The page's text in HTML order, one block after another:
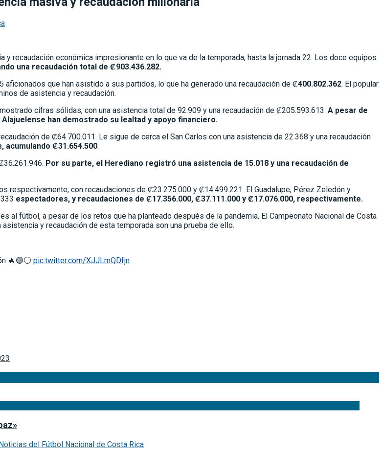
y recaudación económica impresionante en lo que va de la temporada, hasta la jornada 22. Los doce equipos
una recaudación total de ₡903.436.282.
que han asistido a sus partidos, lo que ha generado una recaudación de ₡400.802.362. El popular
de asistencia y recaudación.
cifras sólidas, con una asistencia total de 92.909 y una recaudación de ₡205.593.613. A pesar de
han demostrado su lealtad y apoyo financiero.
de ₡64.700.011. Le sigue de cerca el San Carlos con una asistencia de 22.368 y una recaudación
acumulando ₡31.654.500.
Por su parte, el Herediano registró una asistencia de 15.018 y una recaudación de
respectivamente, con recaudaciones de ₡23.275.000 y ₡14.499.221. El Guadalupe, Pérez Zeledón y
espectadores, y recaudaciones de ₡17.356.000, ₡37.111.000 y ₡17.076.000, respectivamente.
fútbol, a pesar de los retos que ha planteado después de la pandemia. El Campeonato Nacional de Costa
y recaudación de esta temporada son una prueba de ello.
🔥🟣⚪️ pic.twitter.com/XJJLmQDfjn
del Fútbol Nacional de Costa Rica